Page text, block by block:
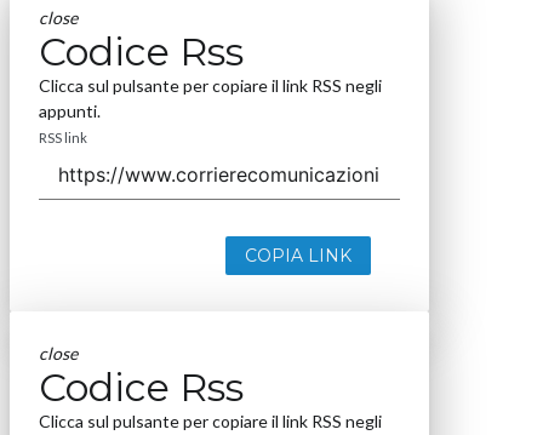
close
Codice Rss
Clicca sul pulsante per copiare il link RSS negli
appunti.
RSS link
COPIA LINK
close
Codice Rss
Clicca sul pulsante per copiare il link RSS negli